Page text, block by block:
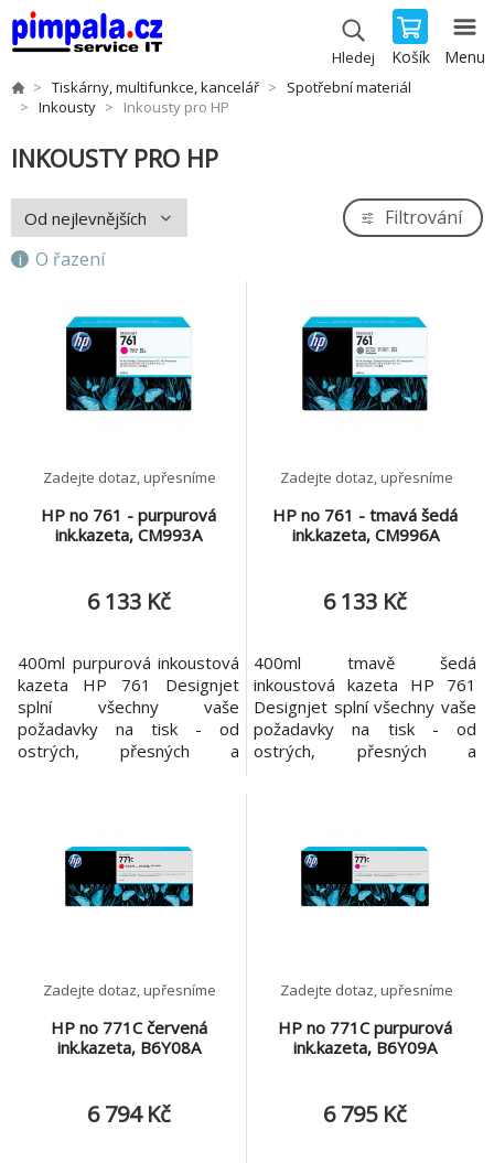
Hledej Košík Menu
Tiskárny, multifunkce, kancelář
Spotřební materiál
Inkousty
Inkousty pro HP
INKOUSTY PRO HP
O řazení
Filtrování
HP no 761 - purpurová
ink.kazeta, CM993A
Zadejte dotaz, upřesníme
6 133 Kč
400ml purpurová inkoustová
kazeta HP 761 Designjet
splní všechny vaše
požadavky na tisk - od
ostrých, přesných a
HP zajišťují vysoce
produktivní tisk s nízkými
nároky na údržbu. S
HP no 761 - tmavá šedá
ink.kazeta, CM996A
Zadejte dotaz, upřesníme
6 133 Kč
400ml tmavě šedá
inkoustová kazeta HP 761
Designjet splní všechny vaše
požadavky na tisk - od
ostrých, přesných a
HP zajišťují vysoce
produktivní tisk s nízkými
nároky na údržbu. S
HP no 771C červená
ink.kazeta, B6Y08A
Zadejte dotaz, upřesníme
6 794 Kč
HP no 771C purpurová
ink.kazeta, B6Y09A
Zadejte dotaz, upřesníme
6 795 Kč